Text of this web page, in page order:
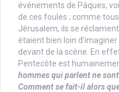
événements de Pâques,
de ces foules ; comme
Jérusalem, ils se
étaient bien loin
devant de la scène. En
Pentecôte est
hommes qui parlent ne
Comment se fait-il alors